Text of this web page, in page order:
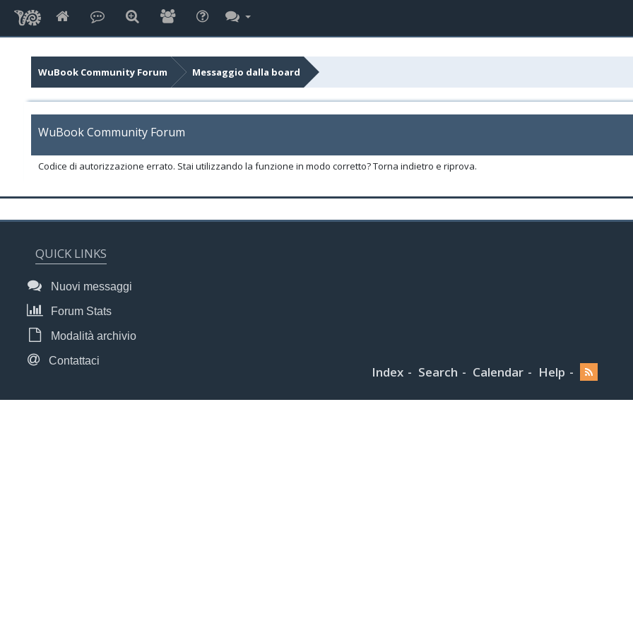
WuBook Community Forum Messaggio dalla board
WuBook Community Forum
Codice di autorizzazione errato. Stai utilizzando la funzione in modo corretto? Torna indietro e riprova.
QUICK LINKS
Nuovi messaggi
Forum Stats
Modalità archivio
Contattaci
Index Search Calendar Help